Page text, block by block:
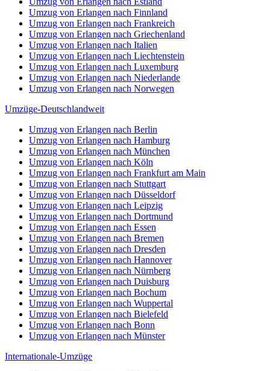
Umzug von Erlangen nach Finnland
Umzug von Erlangen nach Frankreich
Umzug von Erlangen nach Griechenland
Umzug von Erlangen nach Italien
Umzug von Erlangen nach Liechtenstein
Umzug von Erlangen nach Luxemburg
Umzug von Erlangen nach Niederlande
Umzug von Erlangen nach Norwegen
Umzüge-Deutschlandweit
Umzug von Erlangen nach Berlin
Umzug von Erlangen nach Hamburg
Umzug von Erlangen nach München
Umzug von Erlangen nach Köln
Umzug von Erlangen nach Frankfurt am Main
Umzug von Erlangen nach Stuttgart
Umzug von Erlangen nach Düsseldorf
Umzug von Erlangen nach Leipzig
Umzug von Erlangen nach Dortmund
Umzug von Erlangen nach Essen
Umzug von Erlangen nach Bremen
Umzug von Erlangen nach Dresden
Umzug von Erlangen nach Hannover
Umzug von Erlangen nach Nürnberg
Umzug von Erlangen nach Duisburg
Umzug von Erlangen nach Bochum
Umzug von Erlangen nach Wuppertal
Umzug von Erlangen nach Bielefeld
Umzug von Erlangen nach Bonn
Umzug von Erlangen nach Münster
Internationale-Umzüge